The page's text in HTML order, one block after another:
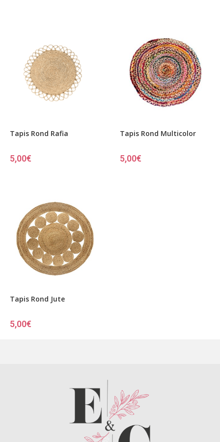
Tapis Rond Rafia
5,00€
Tapis Rond Multicolor
5,00€
Tapis Rond Jute
5,00€